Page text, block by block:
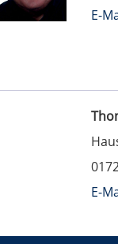
E-
E-